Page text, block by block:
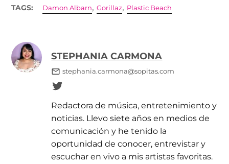
TAGS: Damon Albarn,Gorillaz, Plastic Beach
STEPHANIA CARMONA
stephania.carmona@sopitas.com
Redactora de música, entretenimiento y
noticias. Llevo siete años en medios de
comunicación y he tenido la
oportunidad de conocer, entrevistar y
escuchar en vivo a mis artistas favoritas.